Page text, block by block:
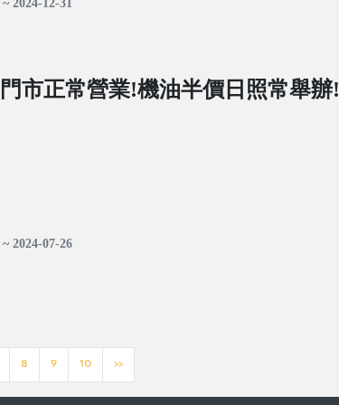
2024-12-31
市正常營業!機油半價日照常舉辦!
2024-07-26
8 9 10 >>